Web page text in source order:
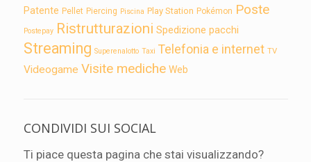
Patente Pellet Piercing Piscina Play Station Pokémon Poste
Postepay Ristrutturazioni Spedizione pacchi
Streaming Superenalotto Taxi Telefonia e internet TV
Videogame Visite mediche Web
CONDIVIDI SUI SOCIAL
Ti piace questa pagina che stai visualizzando?